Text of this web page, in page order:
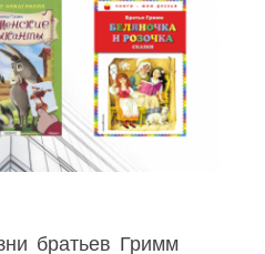
братьев Гримм